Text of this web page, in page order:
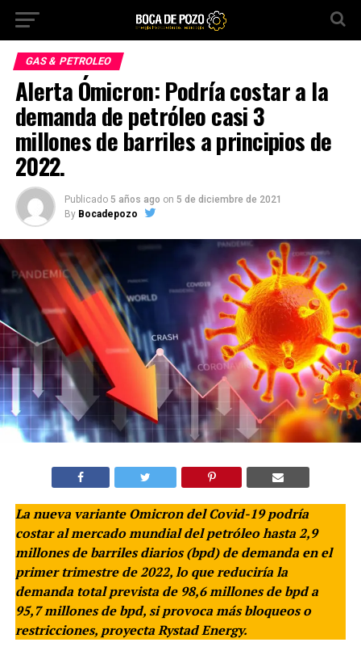
GAS & PETROLEO
Alerta Ómicron: Podría costar a la
demanda de petróleo casi 3
millones de barriles a principios de
2022.
Publicado 5 años ago on 5 de diciembre de 2021
By Bocadepozo
La nueva variante Omicron del Covid-19 podría
costar al mercado mundial del petróleo hasta 2,9
millones de barriles diarios (bpd) de demanda en el
primer trimestre de 2022, lo que reduciría la
demanda total prevista de 98,6 millones de bpd a
95,7 millones de bpd, si provoca más bloqueos o
restricciones, proyecta Rystad Energy.